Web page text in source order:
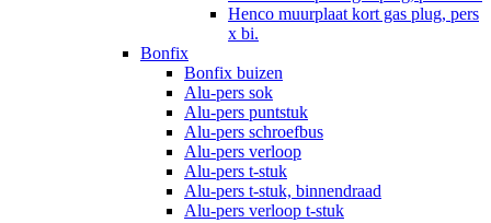
Henco muurplaat kort gas plug, pers
x bi.
Bonfix
Bonfix buizen
Alu-pers sok
Alu-pers puntstuk
Alu-pers schroefbus
Alu-pers verloop
Alu-pers t-stuk
Alu-pers t-stuk, binnendraad
Alu-pers verloop t-stuk